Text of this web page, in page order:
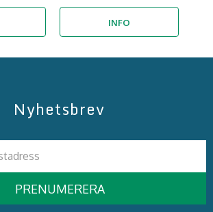
INFO
Nyhetsbrev
PRENUMERERA